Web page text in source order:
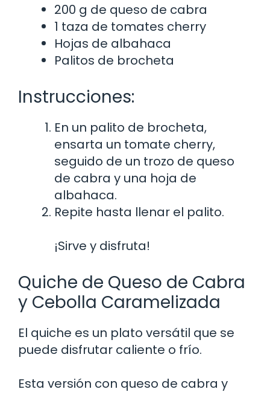
200 g de queso de cabra
1 taza de tomates cherry
Hojas de albahaca
Palitos de brocheta
Instrucciones:
En un palito de brocheta,
ensarta un tomate cherry,
seguido de un trozo de queso
de cabra y una hoja de
albahaca.
Repite hasta llenar el palito.
¡Sirve y disfruta!
Quiche de Queso de Cabra
y Cebolla Caramelizada
El quiche es un plato versátil que se
puede disfrutar caliente o frío.
Esta versión con queso de cabra y